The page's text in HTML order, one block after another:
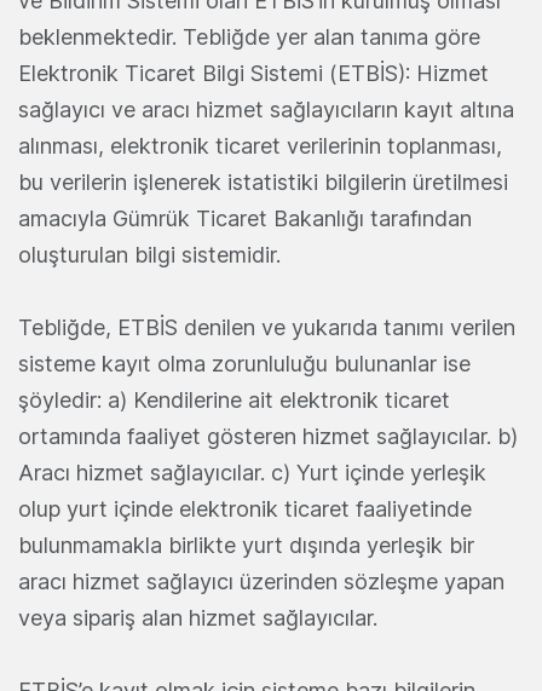
beklenmektedir. Tebliğde yer alan tanıma göre
Elektronik Ticaret Bilgi Sistemi (ETBİS): Hizmet
sağlayıcı ve aracı hizmet sağlayıcıların kayıt altına
alınması, elektronik ticaret verilerinin toplanması,
bu verilerin işlenerek istatistiki bilgilerin üretilmesi
amacıyla Gümrük Ticaret Bakanlığı tarafından
oluşturulan bilgi sistemidir.
Tebliğde, ETBİS denilen ve yukarıda tanımı verilen
sisteme kayıt olma zorunluluğu bulunanlar ise
şöyledir: a) Kendilerine ait elektronik ticaret
ortamında faaliyet gösteren hizmet sağlayıcılar. b)
Aracı hizmet sağlayıcılar. c) Yurt içinde yerleşik
olup yurt içinde elektronik ticaret faaliyetinde
bulunmamakla birlikte yurt dışında yerleşik bir
aracı hizmet sağlayıcı üzerinden sözleşme yapan
veya sipariş alan hizmet sağlayıcılar.